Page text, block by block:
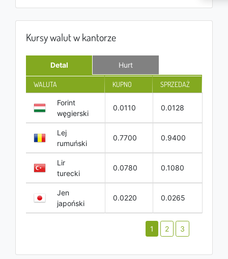
Kursy walut w kantorze
Detal Hurt
WALUTA KUPNO SPRZEDAŻ
Forint
węgierski
0.0110 0.0128
Lej
rumuński
0.7700 0.9400
Lir
turecki
0.0780 0.1080
Jen
japoński
0.0220 0.0265
1 2 3